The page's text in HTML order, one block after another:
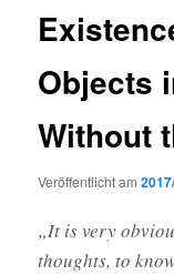
Objects
Without
Veröffentlicht am
„It is very
thoughts, to